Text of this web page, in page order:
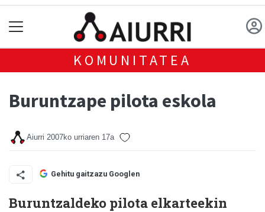
KOMUNITATEA
Buruntzape pilota eskola
Aiurri 2007ko urriaren 17a
Gehitu gaitzazu Googlen
Buruntzaldeko pilota elkarteekin